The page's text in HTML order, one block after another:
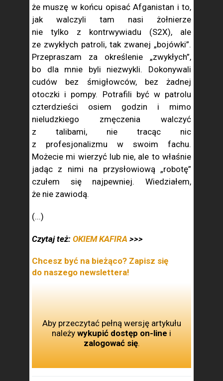
że muszę w końcu opisać Afganistan i to,
jak walczyli tam nasi żołnierze
nie tylko z kontrwywiadu (S2X), ale
ze zwykłych patroli, tak zwanej „bojówki”.
Przepraszam za określenie „zwykłych”,
bo dla mnie byli niezwykli. Dokonywali
cudów bez śmigłowców, bez żadnej
otoczki i pompy. Potrafili być w patrolu
czterdzieści osiem godzin i mimo
nieludzkiego zmęczenia walczyć
z talibami, nie tracąc nic
z profesjonalizmu w swoim fachu.
Możecie mi wierzyć lub nie, ale to właśnie
jadąc z nimi na przysłowiową „robotę”
czułem się najpewniej. Wiedziałem,
że nie zawiodą.
(...)
Czytaj też: OKIEM KAFIRA >>>
Chcesz być na bieżąco? Zapisz się
do naszego newslettera!
Aby przeczytać pełną wersję artykułu
należy wykupić dostęp on-line i
zalogować się.